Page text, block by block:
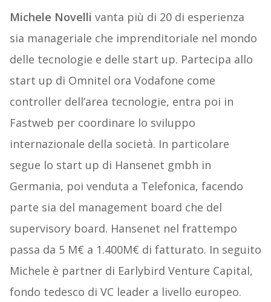
Michele Novelli vanta più di 20 di esperienza
sia manageriale che imprenditoriale nel mondo
delle tecnologie e delle start up. Partecipa allo
start up di Omnitel ora Vodafone come
controller dell’area tecnologie, entra poi in
Fastweb per coordinare lo sviluppo
internazionale della società. In particolare
segue lo start up di Hansenet gmbh in
Germania, poi venduta a Telefonica, facendo
parte sia del management board che del
supervisory board. Hansenet nel frattempo
passa da 5 M€ a 1.400M€ di fatturato. In seguito
Michele è partner di Earlybird Venture Capital,
fondo tedesco di VC leader a livello europeo.